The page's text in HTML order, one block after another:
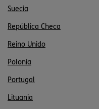
Suecia
República Checa
Reino Unido
Polonia
Portugal
Lituania